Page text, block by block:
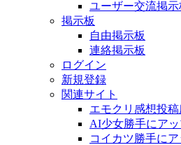
ユーザー交流掲示
掲示板
自由掲示板
連絡掲示板
ログイン
新規登録
関連サイト
エモクリ感想投稿
AI少女勝手にア
コイカツ勝手に